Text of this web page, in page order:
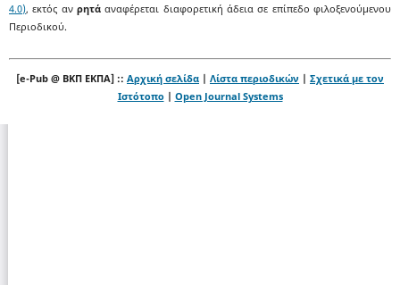
4.0), εκτός αν ρητά αναφέρεται διαφορετική άδεια σε επίπεδο φιλοξενούμενου
Περιοδικού.
[e-Pub @ ΒΚΠ ΕΚΠΑ] :: Αρχική σελίδα | Λίστα περιοδικών | Σχετικά με τον
Ιστότοπο| Open Journal Systems